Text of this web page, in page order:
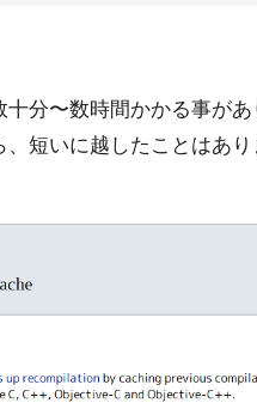
分〜数時間かかる事が
短いに越したことはあ